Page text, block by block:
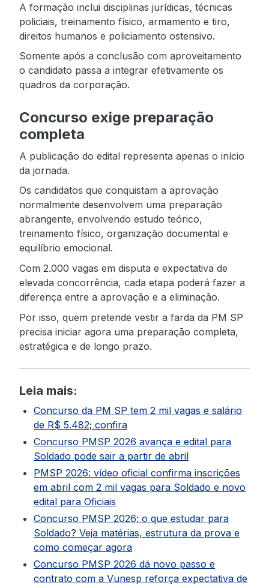
A formação inclui disciplinas jurídicas, técnicas
policiais, treinamento físico, armamento e tiro,
direitos humanos e policiamento ostensivo.
Somente após a conclusão com aproveitamento
o candidato passa a integrar efetivamente os
quadros da corporação.
Concurso exige preparação
completa
A publicação do edital representa apenas o início
da jornada.
Os candidatos que conquistam a aprovação
normalmente desenvolvem uma preparação
abrangente, envolvendo estudo teórico,
treinamento físico, organização documental e
equilíbrio emocional.
Com 2.000 vagas em disputa e expectativa de
elevada concorrência, cada etapa poderá fazer a
diferença entre a aprovação e a eliminação.
Por isso, quem pretende vestir a farda da PM SP
precisa iniciar agora uma preparação completa,
estratégica e de longo prazo.
Leia mais:
Concurso da PM SP tem 2 mil vagas e salário
de R$ 5.482; confira
Concurso PMSP 2026 avança e edital para
Soldado pode sair a partir de abril
PMSP 2026: vídeo oficial confirma inscrições
em abril com 2 mil vagas para Soldado e novo
edital para Oficiais
Concurso PMSP 2026: o que estudar para
Soldado? Veja matérias, estrutura da prova e
como começar agora
Concurso PMSP 2026 dá novo passo e
contrato com a Vunesp reforça expectativa de